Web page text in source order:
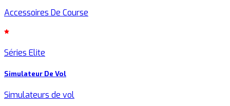
Accessoires De Course
Séries Elite
Simulateur De Vol
Simulateurs de vol